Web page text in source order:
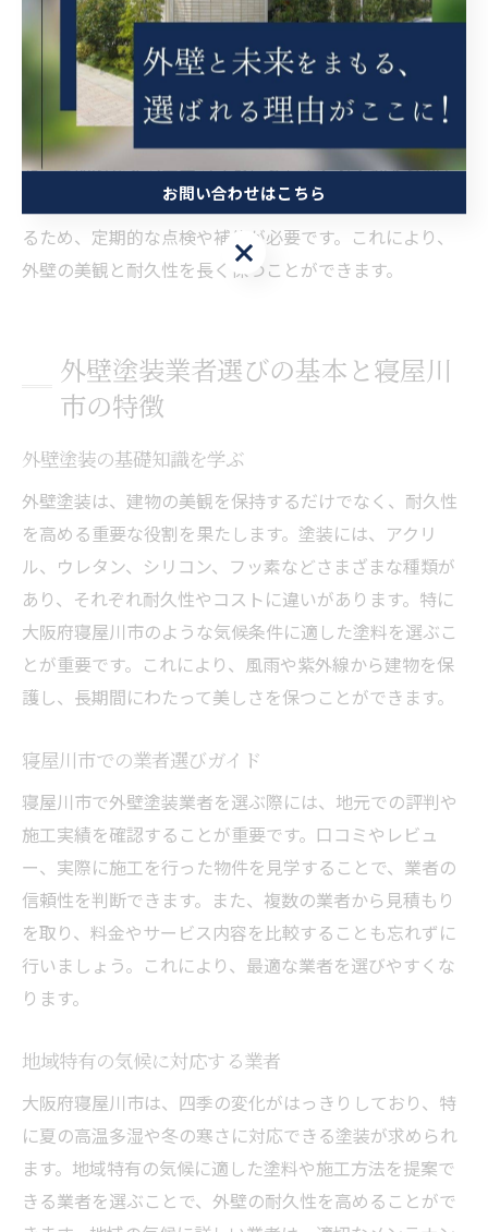
施工後の保証とメンテナンス
外壁塗装工事の施工後には、保証とメンテナンスが重要
です。信頼できる業者は、施工後の保証期間を明確に示
し、問題が発生した際には迅速に対応してくれます。ま
た、定期的なメンテナンスを提案してくれるかどうかも
業者選びのポイントです。特に、外壁は風雨にさらされ
るため、定期的な点検や補修が必要です。これにより、
外壁の美観と耐久性を長く保つことができます。
外壁塗装業者選びの基本と寝屋川
市の特徴
外壁塗装の基礎知識を学ぶ
外壁塗装は、建物の美観を保持するだけでなく、耐久性
を高める重要な役割を果たします。塗装には、アクリ
ル、ウレタン、シリコン、フッ素などさまざまな種類が
あり、それぞれ耐久性やコストに違いがあります。特に
大阪府寝屋川市のような気候条件に適した塗料を選ぶこ
とが重要です。これにより、風雨や紫外線から建物を保
護し、長期間にわたって美しさを保つことができます。
寝屋川市での業者選びガイド
寝屋川市で外壁塗装業者を選ぶ際には、地元での評判や
施工実績を確認することが重要です。口コミやレビュ
ー、実際に施工を行った物件を見学することで、業者の
信頼性を判断できます。また、複数の業者から見積もり
を取り、料金やサービス内容を比較することも忘れずに
行いましょう。これにより、最適な業者を選びやすくな
ります。
地域特有の気候に対応する業者
大阪府寝屋川市は、四季の変化がはっきりしており、特
に夏の高温多湿や冬の寒さに対応できる塗装が求められ
ます。地域特有の気候に適した塗料や施工方法を提案で
きる業者を選ぶことで、外壁の耐久性を高めることがで
お問い合わせはこちら
お問い合わせはこちら